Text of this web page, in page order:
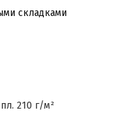
складками
210 г/м²